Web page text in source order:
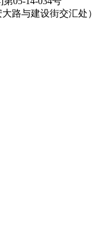
路与建设街交汇处）